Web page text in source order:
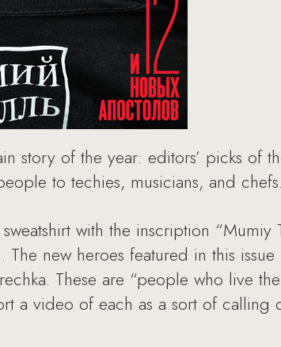
story of the year: editors’ picks of
to techies, musicians, and chefs.
with the inscription
new heroes featured in this
These are “people who live
a video of each as a sort of calling